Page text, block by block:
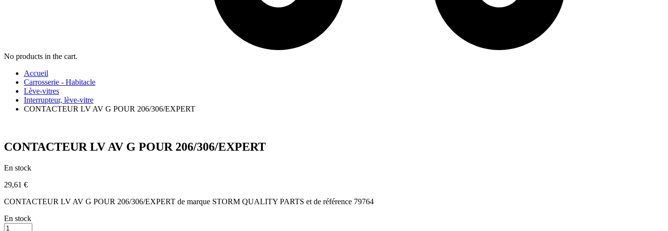
No products in the cart.
Accueil
Carrosserie - Habitacle
Lève-vitres
Interrupteur, lève-vitre
CONTACTEUR LV AV G POUR 206/306/EXPERT
CONTACTEUR LV AV G POUR 206/306/EXPERT
En stock
29,61 €
CONTACTEUR LV AV G POUR 206/306/EXPERT de marque STORM QUALITY PARTS et de référence 79764
En stock
CONTACTEUR